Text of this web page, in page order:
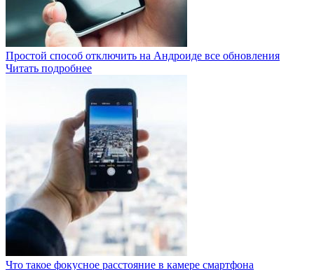
Простой способ отключить на Андроиде все обновления
Читать подробнее
Что такое фокусное расстояние в камере смартфона